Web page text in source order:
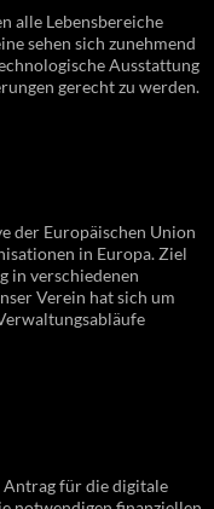
alle Lebensbereiche
sehen sich zunehmend
Ausstattung
gerecht zu werden.
der Europäischen Union
in Europa. Ziel
in verschiedenen
Verein hat sich um
für die digitale